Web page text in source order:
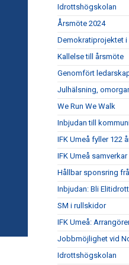
Idrottshögskolan
Årsmöte 2024
Demokratiprojektet i
Kallelse till årsmöte
Genomfört
Julhälsning,
We Run We Walk
Inbjudan till
IFK Umeå fyller 122
IFK Umeå samverkar
Hållbar sponsring
Inbjudan: Bli
SM i rullskidor
IFK Umeå:
Jobbmöjlighet vid
Idrottshögskolan